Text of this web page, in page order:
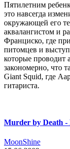
Пятилетним
это навсегда
окружающей его
аквалангистом и
Франциско, где
питомцев и
которые проводит
закономерно, что
Giant Squid, где
гитариста.
Murder by Death -
MoonShine